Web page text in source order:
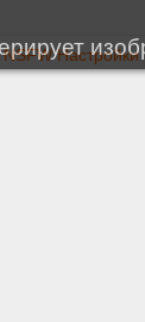
NSFW Настройки